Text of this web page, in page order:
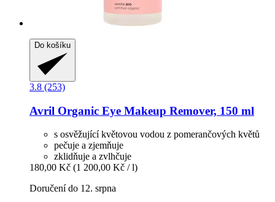
Do košíku
3.8 (253)
Avril Organic Eye Makeup Remover, 150 ml
s osvěžující květovou vodou z pomerančových květů
pečuje a zjemňuje
zklidňuje a zvlhčuje
180,00 Kč (1 200,00 Kč / l)
Doručení do 12. srpna